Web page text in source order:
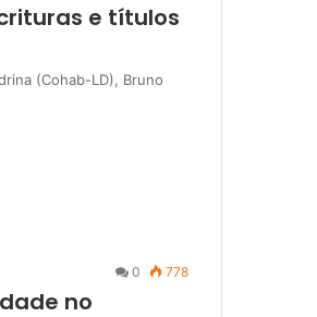
e títulos
(Cohab-LD), Bruno
0 778
no